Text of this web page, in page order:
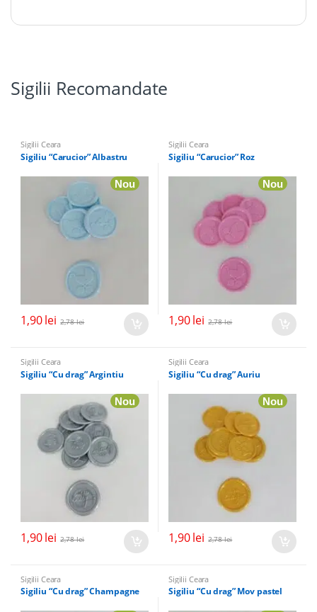
Sigilii Recomandate
Sigilii Ceara
Sigiliu “Carucior” Albastru
Nou
1,90lei 2,78lei
Sigilii Ceara
Sigiliu “Carucior” Roz
Nou
1,90lei 2,78lei
Sigilii Ceara
Sigiliu “Cu drag” Argintiu
Nou
1,90lei 2,78lei
Sigilii Ceara
Sigiliu “Cu drag” Auriu
Nou
1,90lei 2,78lei
Sigilii Ceara
Sigiliu “Cu drag” Champagne
Sigilii Ceara
Sigiliu “Cu drag” Mov pastel